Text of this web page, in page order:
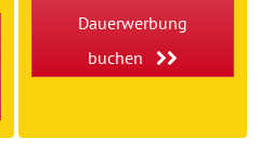
Dauerwerbung
buchen